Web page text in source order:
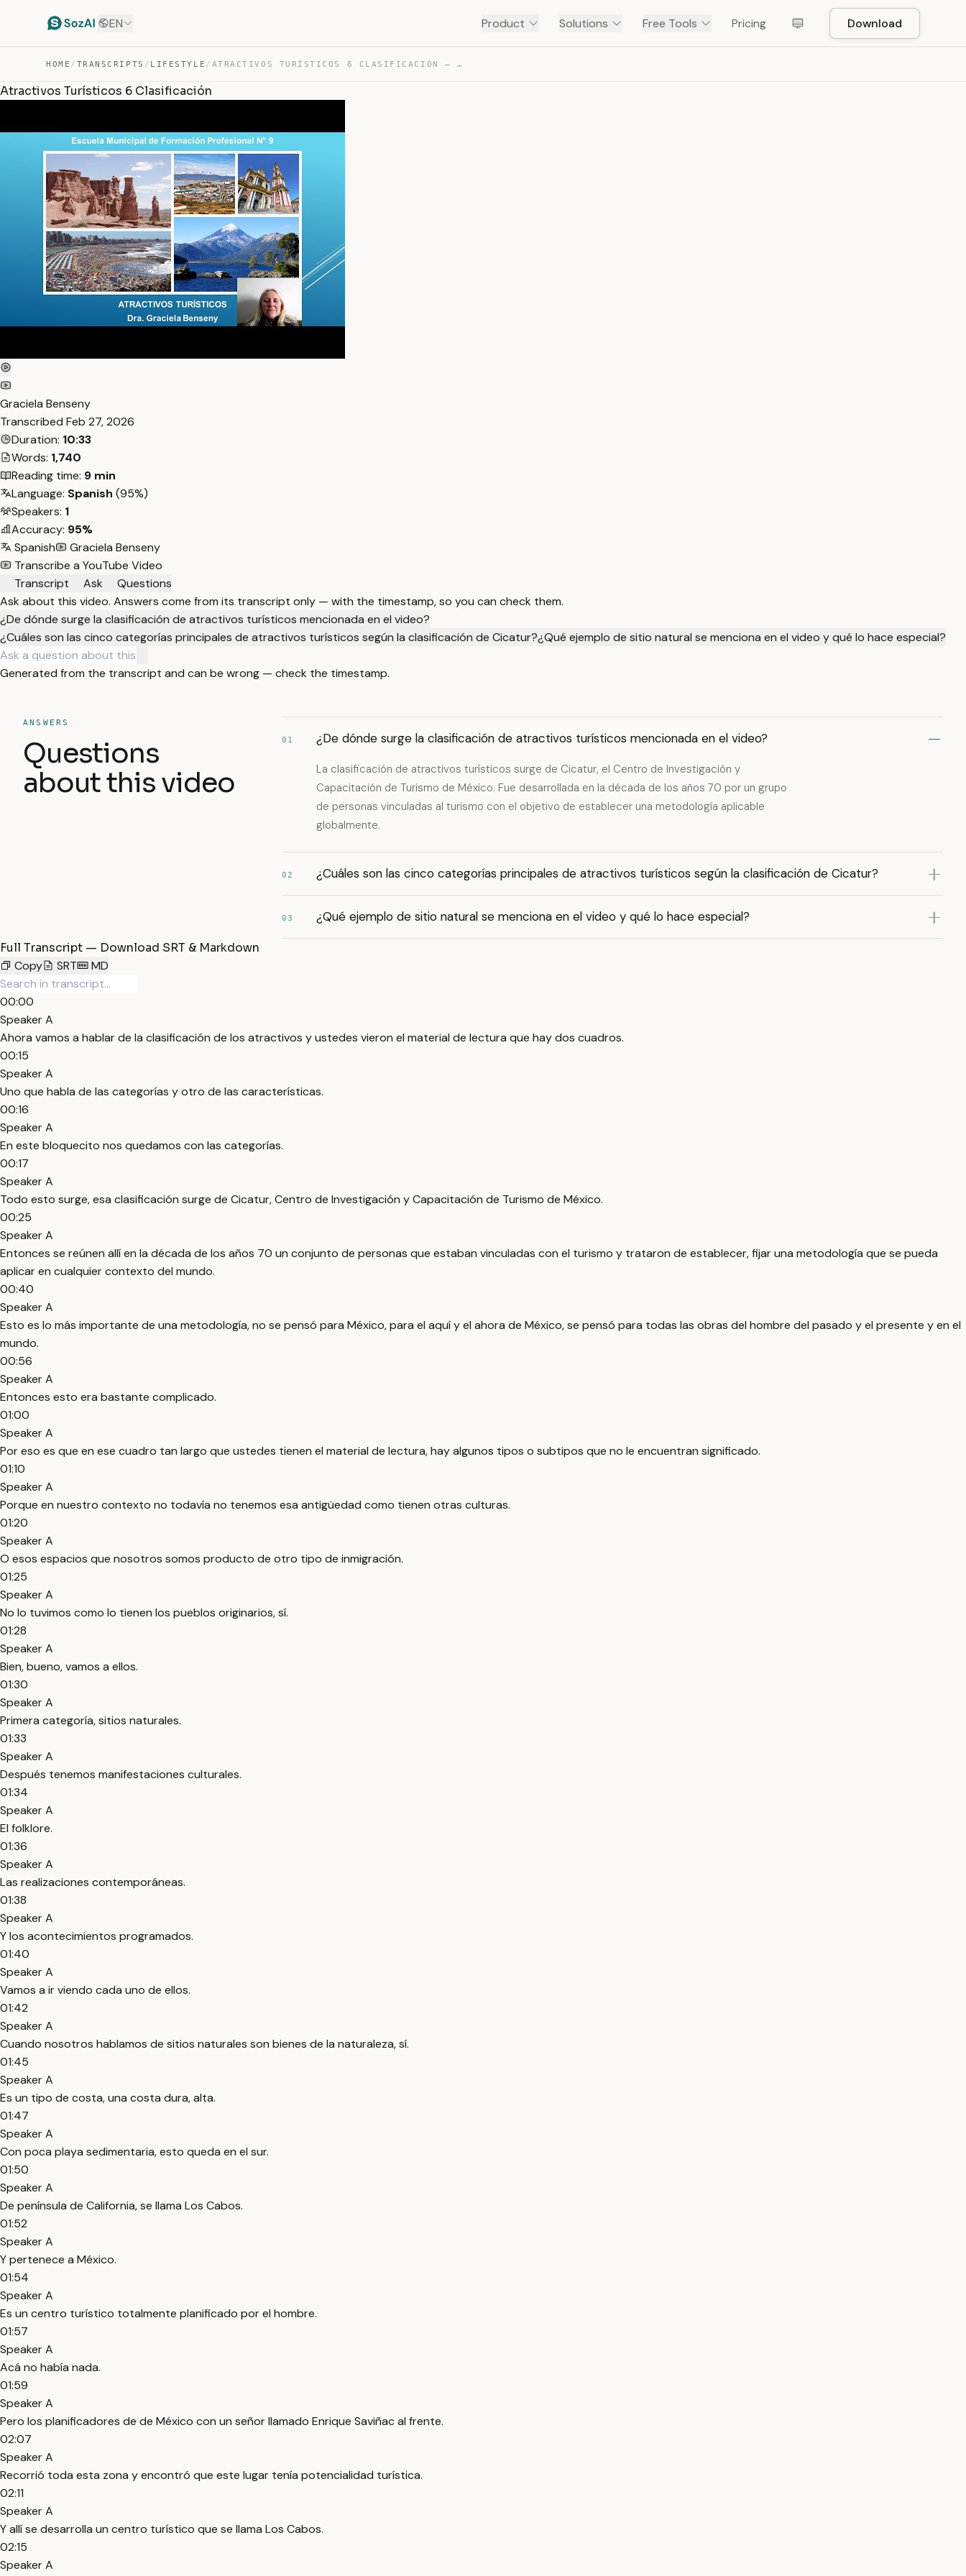
EN Product Solutions Free Tools Pricing Download
HOME / TRANSCRIPTS / LIFESTYLE / ATRACTIVOS TURÍSTICOS 6 CLASIFICACIÓN — TRANSCRIPT
Atractivos Turísticos 6 Clasificación
Graciela Benseny
Transcribed Feb 27, 2026
Duration: 10:33
Words: 1,740
Reading time: 9 min
Language: Spanish (95%)
Speakers: 1
Accuracy: 95%
Spanish
Graciela Benseny
Transcribe a YouTube Video
Transcript
Ask
Questions
Ask about this video. Answers come from its transcript only — with the timestamp, so you can check them.
¿De dónde surge la clasificación de atractivos turísticos mencionada en el video?
¿Cuáles son las cinco categorías principales de atractivos turísticos según la clasificación de Cicatur?¿Qué ejemplo de sitio natural se menciona en el video y qué lo hace especial?
Generated from the transcript and can be wrong — check the timestamp.
ANSWERS
Questions
about this video
01 ¿De dónde surge la clasificación de atractivos turísticos mencionada en el video?
La clasificación de atractivos turísticos surge de Cicatur, el Centro de Investigación y
Capacitación de Turismo de México. Fue desarrollada en la década de los años 70 por un grupo
de personas vinculadas al turismo con el objetivo de establecer una metodología aplicable
globalmente.
02 ¿Cuáles son las cinco categorías principales de atractivos turísticos según la clasificación de Cicatur?
03 ¿Qué ejemplo de sitio natural se menciona en el video y qué lo hace especial?
Full Transcript — Download SRT & Markdown
Copy
SRT MD
00:00
Speaker A
Ahora vamos a hablar de la clasificación de los atractivos y ustedes vieron el material de lectura que hay dos cuadros.
00:15
Speaker A
Uno que habla de las categorías y otro de las características.
00:16
Speaker A
En este bloquecito nos quedamos con las categorías.
00:17
Speaker A
Todo esto surge, esa clasificación surge de Cicatur, Centro de Investigación y Capacitación de Turismo de México.
00:25
Speaker A
Entonces se reúnen allí en la década de los años 70 un conjunto de personas que estaban vinculadas con el turismo y trataron de establecer, fijar una metodología que se pueda
aplicar en cualquier contexto del mundo.
00:40
Speaker A
Esto es lo más importante de una metodología, no se pensó para México, para el aquí y el ahora de México, se pensó para todas las obras del hombre del pasado y el presente y en el
mundo.
00:56
Speaker A
Entonces esto era bastante complicado.
01:00
Speaker A
Por eso es que en ese cuadro tan largo que ustedes tienen el material de lectura, hay algunos tipos o subtipos que no le encuentran significado.
01:10
Speaker A
Porque en nuestro contexto no todavía no tenemos esa antigüedad como tienen otras culturas.
01:20
Speaker A
O esos espacios que nosotros somos producto de otro tipo de inmigración.
01:25
Speaker A
No lo tuvimos como lo tienen los pueblos originarios, sí.
01:28
Speaker A
Bien, bueno, vamos a ellos.
01:30
Speaker A
Primera categoría, sitios naturales.
01:33
Speaker A
Después tenemos manifestaciones culturales.
01:34
Speaker A
El folklore.
01:36
Speaker A
Las realizaciones contemporáneas.
01:38
Speaker A
Y los acontecimientos programados.
01:40
Speaker A
Vamos a ir viendo cada uno de ellos.
01:42
Speaker A
Cuando nosotros hablamos de sitios naturales son bienes de la naturaleza, sí.
01:45
Speaker A
Es un tipo de costa, una costa dura, alta.
01:47
Speaker A
Con poca playa sedimentaria, esto queda en el sur.
01:50
Speaker A
De península de California, se llama Los Cabos.
01:52
Speaker A
Y pertenece a México.
01:54
Speaker A
Es un centro turístico totalmente planificado por el hombre.
01:57
Speaker A
Acá no había nada.
01:59
Speaker A
Pero los planificadores de de México con un señor llamado Enrique Saviñac al frente.
02:07
Speaker A
Recorrió toda esta zona y encontró que este lugar tenía potencialidad turística.
02:11
Speaker A
Y allí se desarrolla un centro turístico que se llama Los Cabos.
02:15
Speaker A